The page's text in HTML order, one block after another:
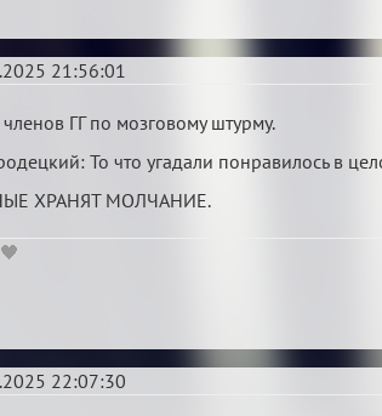
21:56:01
ГГ по мозговому штурму.
То что угадали понравилось в
ХРАНЯТ МОЛЧАНИЕ.
22:07:30